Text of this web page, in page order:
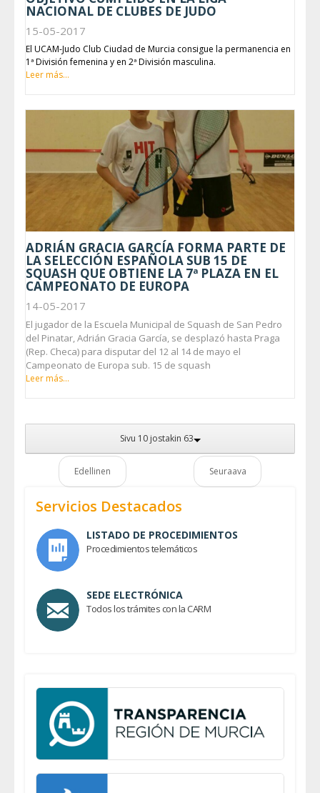
NACIONAL DE CLUBES DE JUDO
15-05-2017
El UCAM-Judo Club Ciudad de Murcia consigue la permanencia en
1ª División femenina y en 2ª División masculina.
Leer más...
ADRIÁN GRACIA GARCÍA FORMA PARTE DE
LA SELECCIÓN ESPAÑOLA SUB 15 DE
SQUASH QUE OBTIENE LA 7ª PLAZA EN EL
CAMPEONATO DE EUROPA
14-05-2017
El jugador de la Escuela Municipal de Squash de San Pedro
del Pinatar, Adrián Gracia García, se desplazó hasta Praga
(Rep. Checa) para disputar del 12 al 14 de mayo el
Campeonato de Europa sub. 15 de squash
Leer más...
Sivu 10 jostakin 63
Edellinen Seuraava
Servicios Destacados
LISTADO DE PROCEDIMIENTOS
Procedimientos telemáticos
SEDE ELECTRÓNICA
Todos los trámites con la CARM